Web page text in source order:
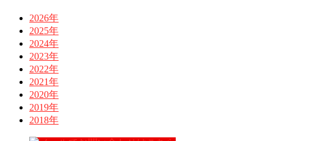
2026年
2025年
2024年
2023年
2022年
2021年
2020年
2019年
2018年